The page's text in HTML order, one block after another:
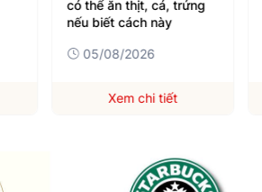
có thể ăn thịt, cá, trứng
nếu biết cách này
05/08/2026
Xem chi tiết